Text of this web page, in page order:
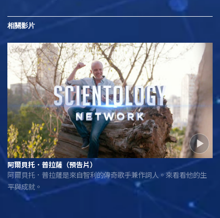
相關影片
阿爾貝托．普拉薩（預告片）
阿爾貝托．普拉薩是來自智利的傳奇歌手兼作詞人。來看看他的生
平與成就。